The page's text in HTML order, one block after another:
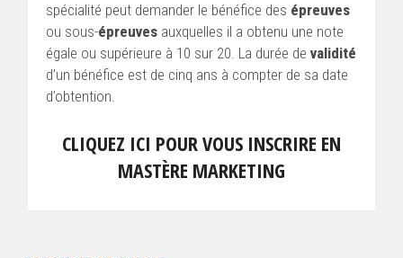
spécialité peut demander le bénéfice des épreuves
ou sous-épreuves auxquelles il a obtenu une note
égale ou supérieure à 10 sur 20. La durée de validité
d’un bénéfice est de cinq ans à compter de sa date
d’obtention.
CLIQUEZ ICI POUR VOUS INSCRIRE EN
MASTÈRE MARKETING